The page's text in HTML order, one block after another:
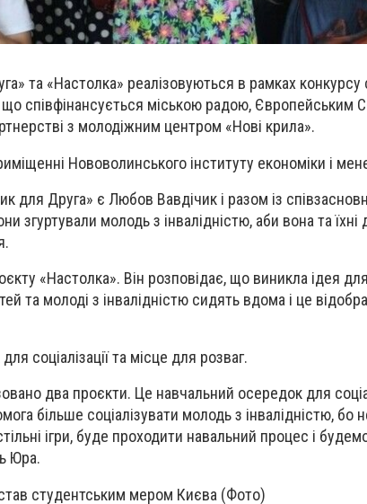
та «Настолка» реалізовуються в рамках конкурсу
що співфінансується міською радою, Європейським
з молодіжним центром «Нові крила».
Нововолинського інституту економіки і
для Друга» є Любов Вавдічик і разом із
згуртували молодь з інвалідністю, аби вона та їхні
«Настолка». Він розповідає, що виникла ідея
та молоді з інвалідністю сидять вдома і це
соціалізації та місце для розваг.
два проєкти. Це навчальний осередок для
більше соціалізувати молодь з інвалідністю, бо
ігри, буде проходити навальний процес і
Юра.
студентським мером Києва (Фото)